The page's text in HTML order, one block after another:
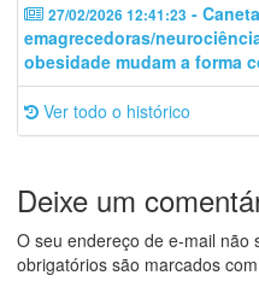
27/02/2026 12:41:23 -
emagrecedoras/
obesidade mudam a forma
Ver todo o histórico
Deixe um
O seu endereço de e-mail não
obrigatórios são marcados com